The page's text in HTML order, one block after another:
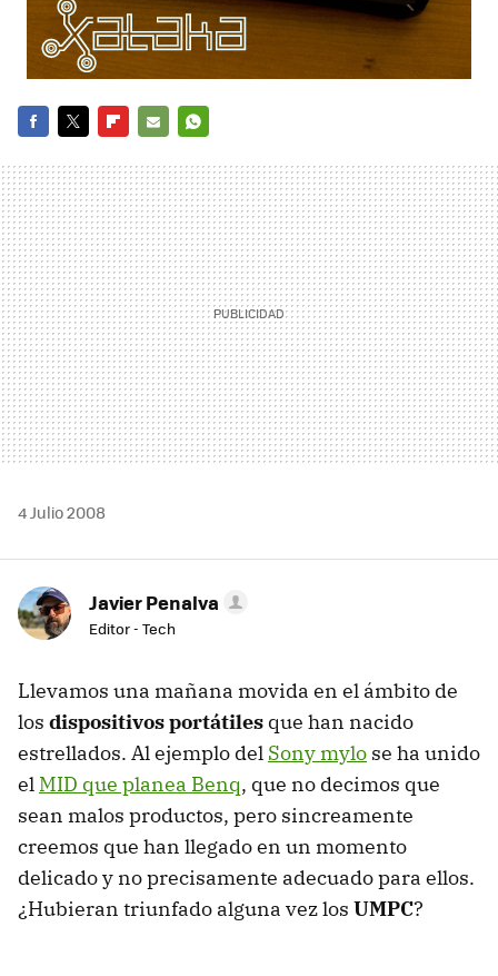
MAIL
4 Julio 2008
Javier Penalva
Editor - Tech
Llevamos una mañana movida en el ámbito de
los dispositivos portátiles que han nacido
estrellados. Al ejemplo del Sony mylo se ha unido
el MID que planea Benq, que no decimos que
sean malos productos, pero sincreamente
creemos que han llegado en un momento
delicado y no precisamente adecuado para ellos.
¿Hubieran triunfado alguna vez los UMPC?